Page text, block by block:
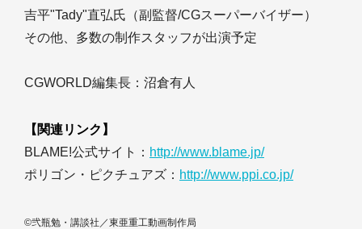
吉平"Tady"直弘氏（副監督/CGスーパーバイザー）
その他、多数の制作スタッフが出演予定
CGWORLD編集長：沼倉有人
【関連リンク】
BLAME!公式サイト： http://www.blame.jp/
ポリゴン・ピクチュアズ： http://www.ppi.co.jp/
©弐瓶勉・講談社／東亜重工動画制作局